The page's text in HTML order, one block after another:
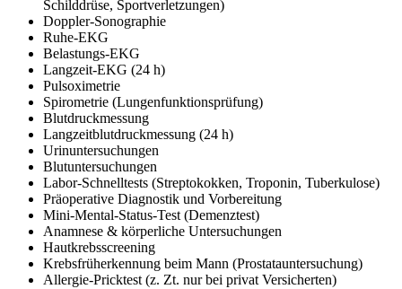
Schilddrüse, Sportverletzungen)
Doppler-Sonographie
Ruhe-EKG
Belastungs-EKG
Langzeit-EKG (24 h)
Pulsoximetrie
Spirometrie (Lungenfunktionsprüfung)
Blutdruckmessung
Langzeitblutdruckmessung (24 h)
Urinuntersuchungen
Blutuntersuchungen
Labor-Schnelltests (Streptokokken, Troponin, Tuberkulose)
Präoperative Diagnostik und Vorbereitung
Mini-Mental-Status-Test (Demenztest)
Anamnese & körperliche Untersuchungen
Hautkrebsscreening
Krebsfrüherkennung beim Mann (Prostatauntersuchung)
Allergie-Pricktest (z. Zt. nur bei privat Versicherten)